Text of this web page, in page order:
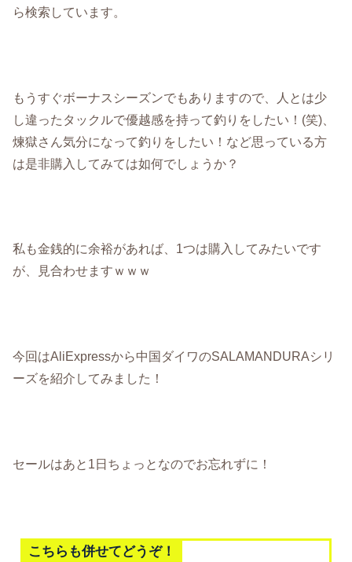
ら検索しています。
もうすぐボーナスシーズンでもありますので、人とは少
し違ったタックルで優越感を持って釣りをしたい！(笑)、
煉獄さん気分になって釣りをしたい！など思っている方
は是非購入してみては如何でしょうか？
私も金銭的に余裕があれば、1つは購入してみたいです
が、見合わせますｗｗｗ
今回はAliExpressから中国ダイワのSALAMANDURAシリ
ーズを紹介してみました！
セールはあと1日ちょっとなのでお忘れずに！
こちらも併せてどうぞ！